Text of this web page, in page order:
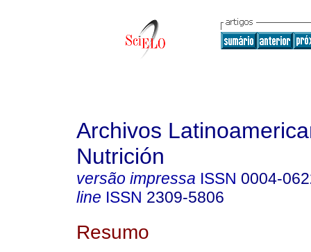
Archivos
Nutrición
versão impressa ISSN 0004-
line ISSN 2309-5806
Resumo